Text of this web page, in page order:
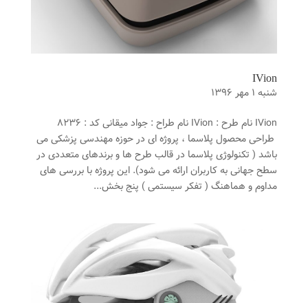
IVion
شنبه ۱ مهر ۱۳۹۶
IVion نام طرح : IVion نام طراح : جواد میقانی کد : ۸۲۳۶
طراحی محصول پلاسما ، پروژه ای در حوزه مهندسی پزشکی می
باشد ( تکنولوژی پلاسما در قالب طرح ها و برندهای متعددی در
سطح جهانی به کاربران ارائه می شود). این پروژه با بررسی های
مداوم و هماهنگ ( تفکر سیستمی ) پنج بخش...